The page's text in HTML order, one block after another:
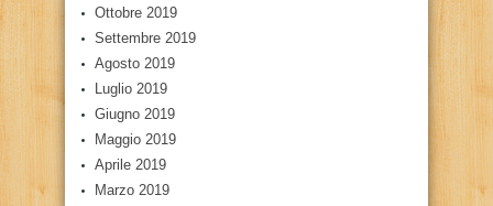
Ottobre 2019
Settembre 2019
Agosto 2019
Luglio 2019
Giugno 2019
Maggio 2019
Aprile 2019
Marzo 2019